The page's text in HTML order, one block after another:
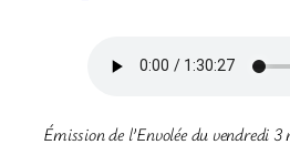
Émission de l’Envolée du vendredi